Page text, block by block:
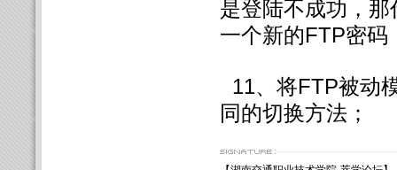
是登陆不成功，
一个新的FTP密码
11、将FTP被动
同的切换方法；